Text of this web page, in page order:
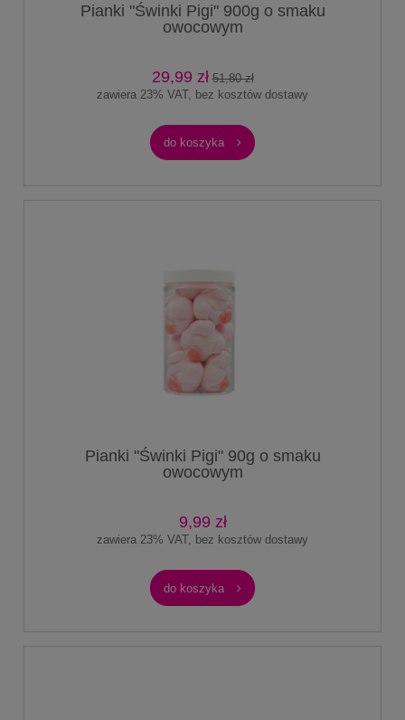
Pianki "Świnki Pigi" 900g o smaku
owocowym
29,99 zł 51,80 zł
zawiera 23% VAT, bez kosztów dostawy
do koszyka
Pianki "Świnki Pigi" 90g o smaku
owocowym
9,99 zł
zawiera 23% VAT, bez kosztów dostawy
do koszyka